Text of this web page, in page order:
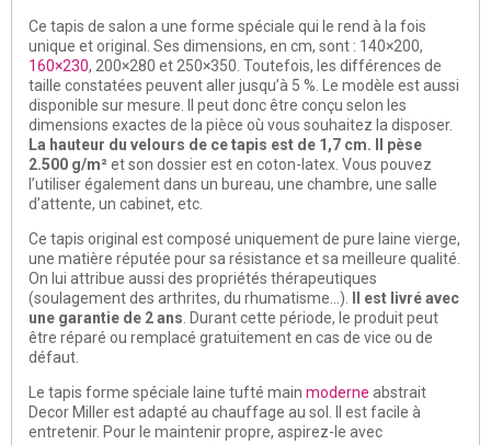
Ce tapis de salon a une forme spéciale qui le rend à la fois
unique et original. Ses dimensions, en cm, sont : 140×200,
160×230, 200×280 et 250×350. Toutefois, les différences de
taille constatées peuvent aller jusqu’à 5 %. Le modèle est aussi
disponible sur mesure. Il peut donc être conçu selon les
dimensions exactes de la pièce où vous souhaitez la disposer.
La hauteur du velours de ce tapis est de 1,7 cm. Il pèse
2.500 g/m²et son dossier est en coton-latex. Vous pouvez
l’utiliser également dans un bureau, une chambre, une salle
d’attente, un cabinet, etc.
Ce tapis original est composé uniquement de pure laine vierge,
une matière réputée pour sa résistance et sa meilleure qualité.
On lui attribue aussi des propriétés thérapeutiques
(soulagement des arthrites, du rhumatisme...).
Il est livré avec
une garantie de 2 ans . Durant cette période, le produit peut
être réparé ou remplacé gratuitement en cas de vice ou de
défaut.
Le tapis forme spéciale laine tufté main moderne abstrait
Decor Miller est adapté au chauffage au sol. Il est facile à
entretenir. Pour le maintenir propre, aspirez-le avec